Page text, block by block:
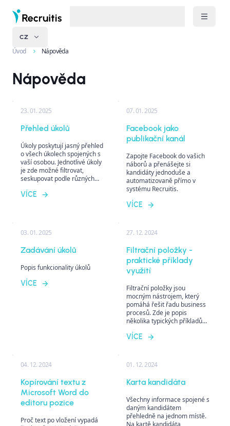
CZ
Úvod Nápověda
Nápověda
23. 01. 2025
Přehled úkolů
Úkoly poskytují jasný přehled
o všech úkolech spojených s
vaší osobou. Jednotlivé úkoly
je zde možné filtrovat,
seskupovat podle různých
plnit, což usnadňuje
VÍCE
07. 01. 2025
Facebook jako
publikační kanál
Zapojte Facebook do vašich
náborů a přenášejte si
kandidáty jednoduše a
automatizovaně přímo v
systému Recruitis.
VÍCE
03. 01. 2025
Zadávání úkolů
Popis funkcionality úkolů
VÍCE
27. 12. 2024
Filtrační položky -
praktické příklady
využití
Filtrační položky jsou
mocným nástrojem, který
pomáhá řešit řadu business
procesů. Zde je popis
několika typických příkladů
na první pohled napadnout...
VÍCE
04. 12. 2024
Kopírování textu z
Microsoft Word do
editoru pozice
Proč text po vložení vypadá
01. 12. 2024
Karta kandidáta
Všechny informace spojené s
daným kandidátem
přehledně na jednom místě.
Na kartě kandidáta